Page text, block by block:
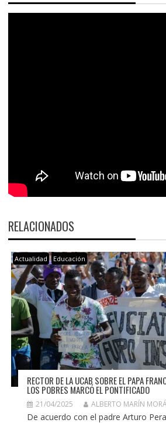
RELACIONADOS
Actualidad Educación
RECTOR DE LA UCAB SOBRE EL PAPA
LOS POBRES MARCÓ EL PONTIFICADO
21/04/2025 ALBERTO MARÍN
De acuerdo con el padre Arturo